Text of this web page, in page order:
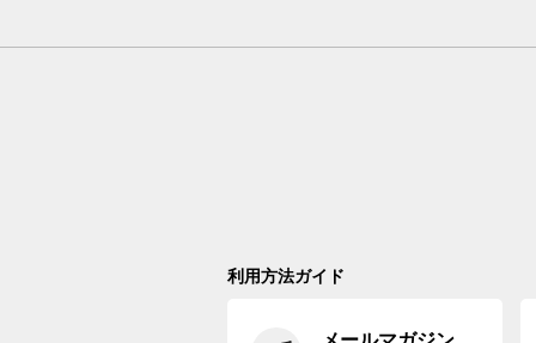
利用方法ガイド